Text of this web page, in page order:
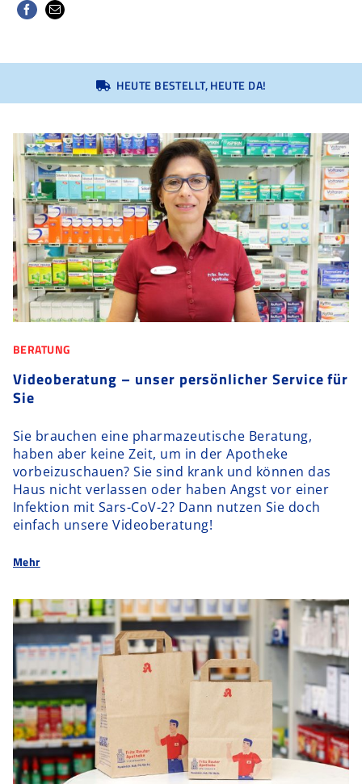
HEUTE BESTELLT, HEUTE DA!
Videoberatung – unser persönlicher Service für
Sie
BERATUNG
Sie brauchen eine pharmazeutische Beratung,
haben aber keine Zeit, um in der Apotheke
vorbeizuschauen? Sie sind krank und können das
Haus nicht verlassen oder haben Angst vor einer
Infektion mit Sars-CoV-2? Dann nutzen Sie doch
einfach unsere Videoberatung!
Mehr